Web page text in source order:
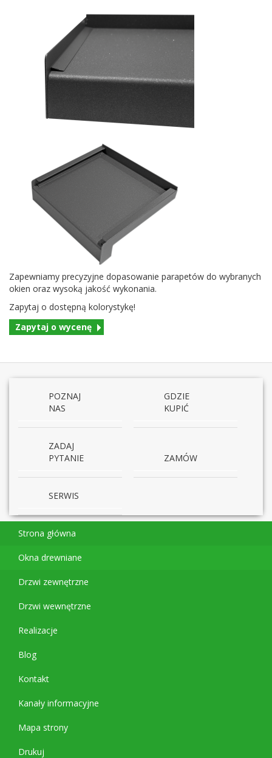
Zapew­ni­amy pre­cyzyjne dopa­sowanie para­petów do wybranych
okien oraz wysoką jakość wykonania.
Zapy­taj o dostępną kolorystykę!
Zapy­taj o wycenę
POZNAJ
NAS
GDZIE
KUPIĆ
ZADAJ
PYTANIE
ZAMÓW
SERWIS
Strona główna
Okna drewniane
Drzwi zewnętrzne
Drzwi wewnętrzne
Realizacje
Blog
Kontakt
Kanały informacyjne
Mapa strony
Drukuj